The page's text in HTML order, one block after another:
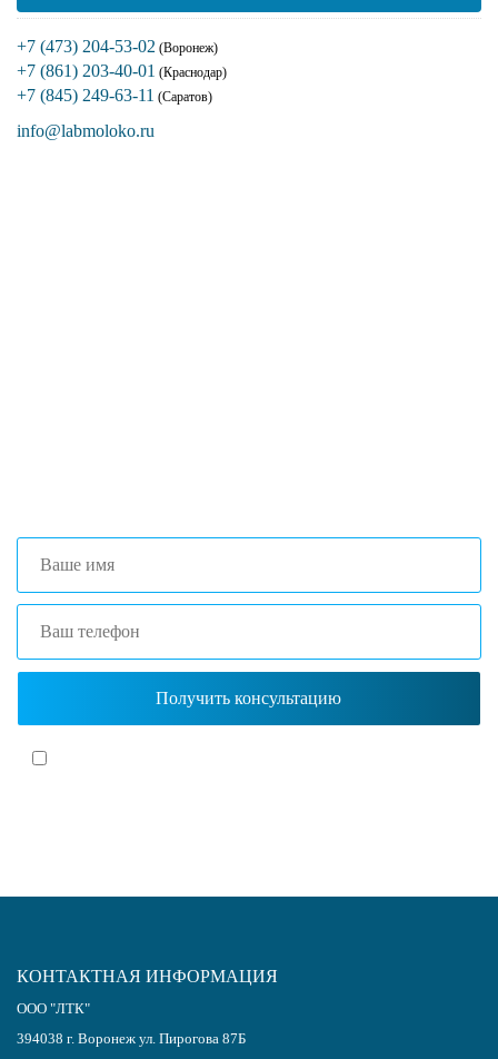
+7 (473) 204-53-02 (Воронеж)
+7 (861) 203-40-01 (Краснодар)
+7 (845) 249-63-11 (Саратов)
info@labmoloko.ru
КОНТАКТНАЯ ИНФОРМАЦИЯ
ООО "ЛТК"
394038 г. Воронеж ул. Пирогова 87Б